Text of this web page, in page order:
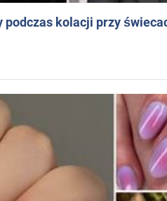
podczas kolacji przy